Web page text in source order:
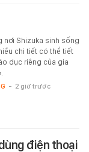
nơi Shizuka sinh sống
chi tiết có thể tiết
dục riêng của gia
- 2 giờ trước
điện thoại